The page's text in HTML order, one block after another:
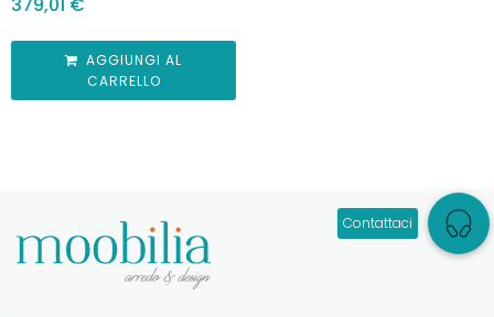
379,01 €
AGGIUNGI AL
CARRELLO